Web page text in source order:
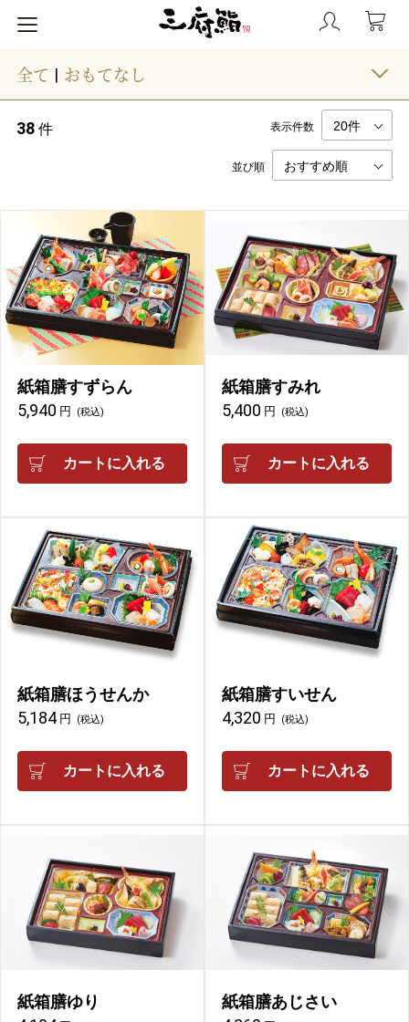
全て | おもてなし
38 件 表示件数
並び順
紙箱膳すずらん
5,940 円 (税込)
カートに入れる
紙箱膳すみれ
5,400 円 (税込)
カートに入れる
紙箱膳ほうせんか
5,184 円 (税込)
カートに入れる
紙箱膳すいせん
4,320 円 (税込)
カートに入れる
紙箱膳ゆり
紙箱膳あじさい